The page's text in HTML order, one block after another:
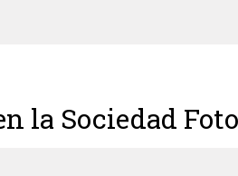
la Sociedad